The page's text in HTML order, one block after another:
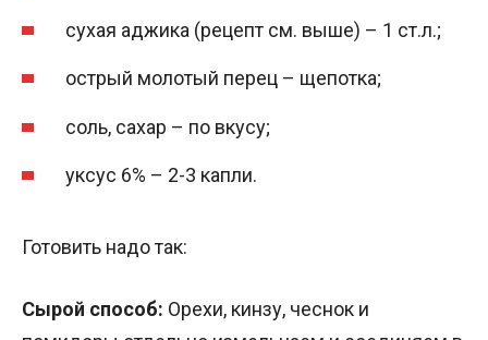
сухая аджика (рецепт см. выше) – 1 ст.л.;
острый молотый перец – щепотка;
соль, сахар – по вкусу;
уксус 6% – 2-3 капли.
Готовить надо так:
Сырой способ: Орехи, кинзу, чеснок и